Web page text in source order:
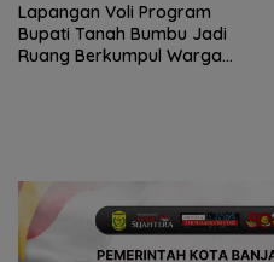
Lapangan Voli Program
Bupati Tanah Bumbu Jadi
Ruang Berkumpul Warga